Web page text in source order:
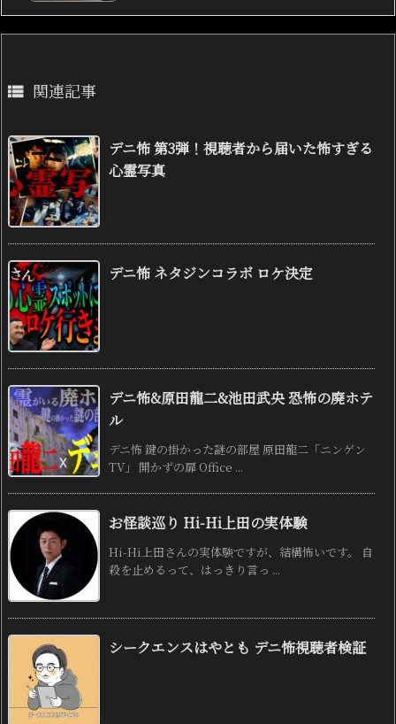
 関連記事
デニ怖 第3弾！視聴者から届いた怖すぎる
心霊写真
デニ怖 ネタジンコラボ ロケ決定
デニ怖&原田龍二&池田武央 恐怖の廃ホテ
ル
デニ怖 鍵の掛かった謎の部屋 原田龍二「ニンゲン
TV」 開かずの扉 Office ...
お怪談巡り Hi-Hi上田の実体験
Hi-Hi上田さんの実体験ですが、結構怖いです。 自
殺を止めるって、はっきり言っ ...
シークエンスはやとも デニ怖視聴者検証